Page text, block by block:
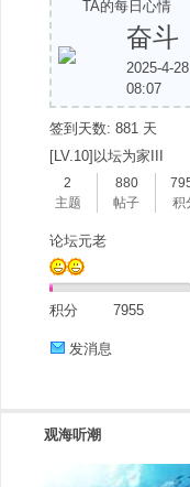
TA的每日心情
奋斗
2025-4-28
08:07
签到天数: 881 天
[LV.10]以坛为家III
2
主题
880
帖子
积
论坛元老
积分 7955
发消息
观海听潮